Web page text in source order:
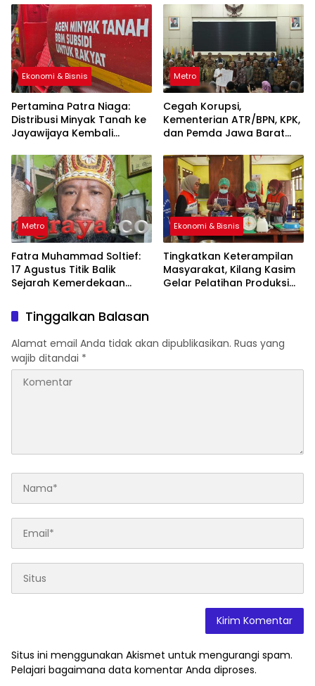
Ekonomi & Bisnis
Pertamina Patra Niaga:
Distribusi Minyak Tanah ke
Jayawijaya Kembali
Metro
Cegah Korupsi,
Kementerian ATR/BPN, KPK,
dan Pemda Jawa Barat
Metro
Fatra Muhammad Soltief:
17 Agustus Titik Balik
Sejarah Kemerdekaan
Ekonomi & Bisnis
Tingkatkan Keterampilan
Masyarakat, Kilang Kasim
Gelar Pelatihan Produksi
Tinggalkan Balasan
Alamat email Anda tidak akan dipublikasikan. Ruas yang
wajib ditandai *
Situs ini menggunakan Akismet untuk mengurangi spam.
Pelajari bagaimana data komentar Anda diproses.